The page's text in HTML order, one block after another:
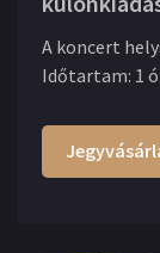
A koncert
Időtartam: 1